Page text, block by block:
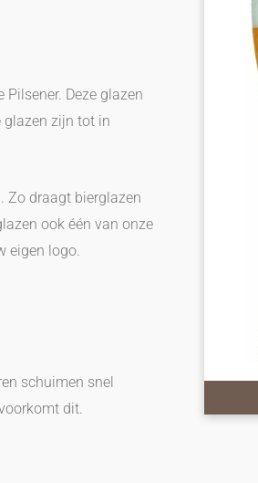
Deze glazen
glazen zijn tot in
Zo draagt bierglazen
ook één van onze
eigen logo.
schuimen snel
dit.